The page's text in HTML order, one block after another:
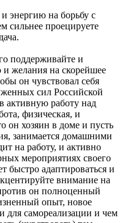
энергию на борьбу с
сильнее проецируете
поддерживайте и
желания на скорейшее
он чувствовал себя
сил Российской
активную работу над
физическая, и
он хозяин в доме и пусть
занимается домашними
на работу, и активно
мероприятиях своего
быстро адаптироваться и
внимание на
он полноценный
опыт, новое
самореализации и чем